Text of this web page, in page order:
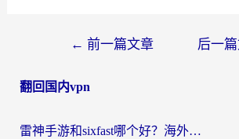
导
← 前一篇文章 后一
翻回国内vpn
雷神手游和sixfast哪个好？海外党亲测3款回国加速器，教你选对不踩坑